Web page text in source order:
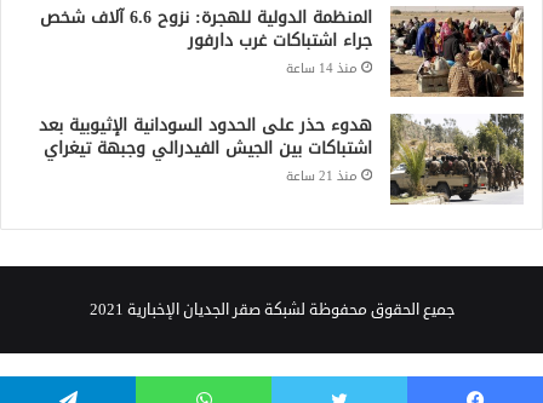
المنظمة الدولية للهجرة: نزوح 6.6 آلاف شخص
جراء اشتباكات غرب دارفور
منذ 14 ساعة
هدوء حذر على الحدود السودانية الإثيوبية بعد
اشتباكات بين الجيش الفيدرالي وجبهة تيغراي
منذ 21 ساعة
جميع الحقوق محفوظة لشبكة صقر الجديان الإخبارية 2021